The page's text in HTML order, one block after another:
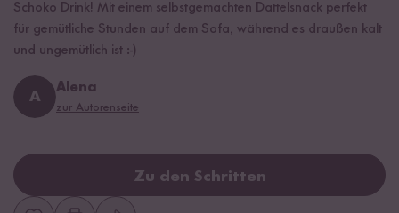
Schoko Drink! Mit einem selbstgemachten Dattelsnack perfekt
für gemütliche Stunden auf dem Sofa, während es draußen kalt
und ungemütlich ist :-)
A
Alena
zur Autorenseite
Zu den Schritten